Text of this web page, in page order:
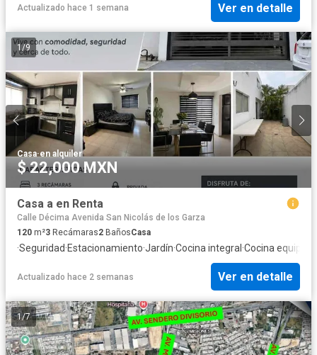
Actualizado hace 1 semana Ver en detalle
1/9
Casa·en alquiler
$ 22,000 MXN
Casa a en Renta
Calle Décima Avenida San Nicolás de los Garza
120 m²3 Recámaras2 BañosCasa
·Seguridad·Estacionamiento·Jardín·Cocina integral ·Cocina
Actualizado hace 2 semanas Ver en detalle
1/7